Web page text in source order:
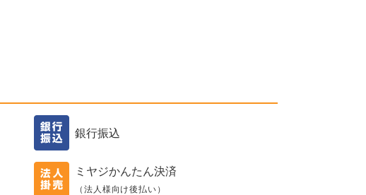
銀行振込
ミヤジかんたん決済
（法人様向け後払い）